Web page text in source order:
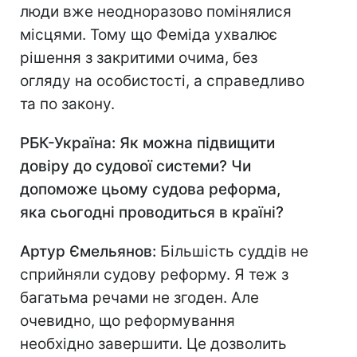
люди вже неодноразово помінялися
місцями. Тому що Феміда ухвалює
рішення з закритими очима, без
огляду на особистості, а справедливо
та по закону.
РБК-Україна: Як можна підвищити
довіру до судової системи? Чи
допоможе цьому судова реформа,
яка сьогодні проводиться в країні?
Артур Ємельянов: Більшість суддів не
сприйняли судову реформу. Я теж з
багатьма речами не згоден. Але
очевидно, що реформування
необхідно завершити. Це дозволить